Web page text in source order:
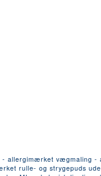
allergimærket vægmaling
rulle- og strygepuds